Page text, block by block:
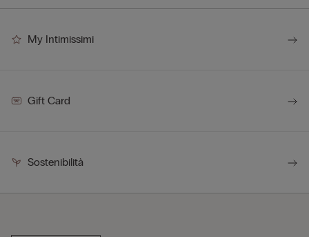
My Intimissimi
Gift Card
Sostenibilità